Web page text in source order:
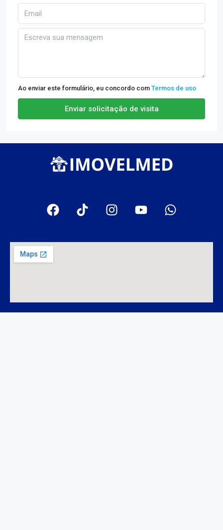
Ao enviar este formulário, eu concordo com Termos de uso
Enviar solicitação de visita